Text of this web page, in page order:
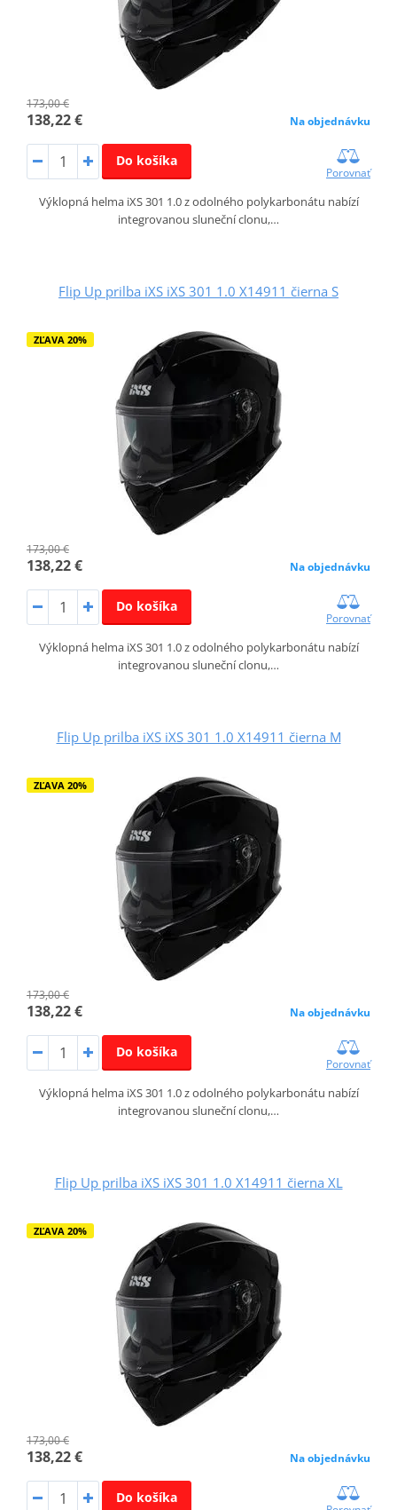
173,00 €
138,22 € Na objednávku
Do košíka
Porovnať
Výklopná helma iXS 301 1.0 z odolného polykarbonátu nabízí
integrovanou sluneční clonu,…
Flip Up prilba iXS iXS 301 1.0 X14911 čierna S
ZĽAVA 20%
173,00 €
138,22 € Na objednávku
Do košíka
Porovnať
Výklopná helma iXS 301 1.0 z odolného polykarbonátu nabízí
integrovanou sluneční clonu,…
Flip Up prilba iXS iXS 301 1.0 X14911 čierna M
ZĽAVA 20%
173,00 €
138,22 € Na objednávku
Do košíka
Porovnať
Výklopná helma iXS 301 1.0 z odolného polykarbonátu nabízí
integrovanou sluneční clonu,…
Flip Up prilba iXS iXS 301 1.0 X14911 čierna XL
ZĽAVA 20%
173,00 €
138,22 € Na objednávku
Do košíka